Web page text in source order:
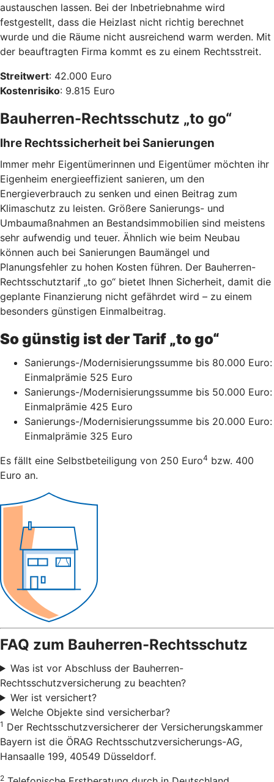
austauschen lassen. Bei der Inbetriebnahme wird
festgestellt, dass die Heizlast nicht richtig berechnet
wurde und die Räume nicht ausreichend warm werden. Mit
der beauftragten Firma kommt es zu einem Rechtsstreit.
Streitwert: 42.000 Euro
Kostenrisiko: 9.815 Euro
Bauherren-Rechtsschutz „to go“
Ihre Rechtssicherheit bei Sanierungen
Immer mehr Eigentümerinnen und Eigentümer möchten ihr
Eigenheim energieeffizient sanieren, um den
Energieverbrauch zu senken und einen Beitrag zum
Klimaschutz zu leisten. Größere Sanierungs- und
Umbaumaßnahmen an Bestandsimmobilien sind meistens
sehr aufwendig und teuer. Ähnlich wie beim Neubau
können auch bei Sanierungen Baumängel und
Planungsfehler zu hohen Kosten führen. Der Bauherren-
Rechtsschutztarif „to go“ bietet Ihnen Sicherheit, damit die
geplante Finanzierung nicht gefährdet wird – zu einem
besonders günstigen Einmalbeitrag.
So günstig ist der Tarif „to go“
Sanierungs-/Modernisierungssumme bis 80.000 Euro:
Einmalprämie 525 Euro
Sanierungs-/Modernisierungssumme bis 50.000 Euro:
Einmalprämie 425 Euro
Sanierungs-/Modernisierungssumme bis 20.000 Euro:
Einmalprämie 325 Euro
Es fällt eine Selbstbeteiligung von 250 Euro4 bzw. 400
Euro an.
FAQ zum Bauherren-Rechtsschutz
Was ist vor Abschluss der Bauherren-
Rechtsschutzversicherung zu beachten?
Wer ist versichert?
Welche Objekte sind versicherbar?
1 Der Rechtsschutzversicherer der Versicherungskammer
Bayern ist die ÖRAG Rechtsschutzversicherungs-AG,
Hansaalle 199, 40549 Düsseldorf.
2